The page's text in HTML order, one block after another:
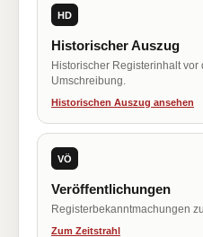
HD
Historischer Auszug
Historischer Registerinhalt vor
Umschreibung.
Historischen Auszug ansehen
VÖ
Veröffentlichungen
Registerbekanntmachungen
Zum Zeitstrahl